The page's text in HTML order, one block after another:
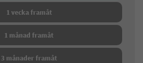
1 vecka framåt
1 månad framåt
3 månader framåt